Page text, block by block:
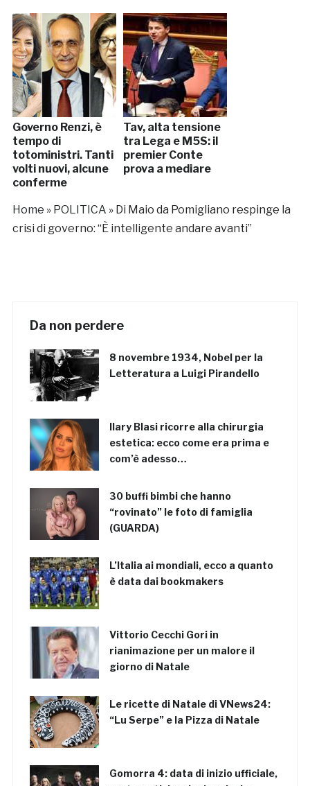
Governo Renzi, è
tempo di
totoministri. Tanti
volti nuovi, alcune
conferme
Tav, alta tensione
tra Lega e M5S: il
premier Conte
prova a mediare
Home » POLITICA » Di Maio da Pomigliano respinge la
crisi di governo: “È intelligente andare avanti”
Da non perdere
8 novembre 1934, Nobel per la
Letteratura a Luigi Pirandello
Ilary Blasi ricorre alla chirurgia
estetica: ecco come era prima e
com’è adesso…
30 buffi bimbi che hanno
“rovinato” le foto di famiglia
(GUARDA)
L’Italia ai mondiali, ecco a quanto
è data dai bookmakers
Vittorio Cecchi Gori in
rianimazione per un malore il
giorno di Natale
Le ricette di Natale di VNews24:
“Lu Serpe” e la Pizza di Natale
Gomorra 4: data di inizio ufficiale,